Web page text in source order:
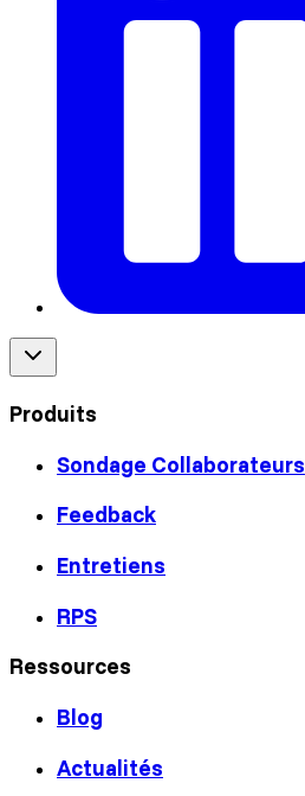
Produits
Sondage Collaborateurs
Feedback
Entretiens
RPS
Ressources
Blog
Actualités